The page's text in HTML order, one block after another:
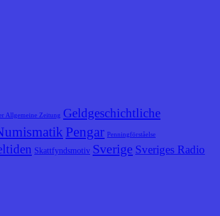
Allgemeine Zeitung Geldgeschichtliche
Pengar Penningförståelse
Skattfyndsmotiv Sverige Sveriges Radio